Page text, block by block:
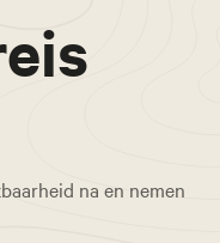
na en nemen